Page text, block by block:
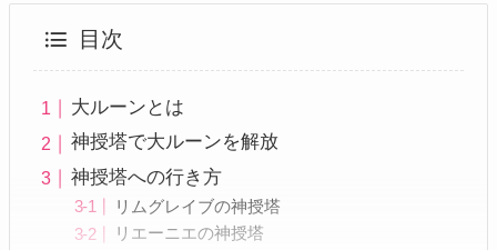
目次
大ルーンとは
神授塔で大ルーンを解放
神授塔への行き方
リムグレイブの神授塔
リエーニエの神授塔